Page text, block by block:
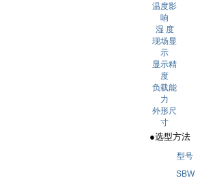
温度影
响
湿 度
现场显
示
显示精
度
负载能
力
外形尺
寸
●选型方法
型号
SBW